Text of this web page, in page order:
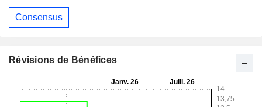
Consensus
Révisions de Bénéfices